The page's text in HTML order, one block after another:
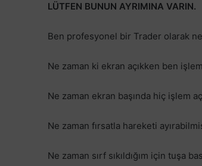
LÜTFEN BUNUN AYRIMINA VARIN.
Ben profesyonel bir Trader olarak
Ne zaman ki ekran açıkken ben
Ne zaman ekran başında hiç işlem
Ne zaman fırsatla hareketi
Ne zaman sırf sıkıldığım için tuşa